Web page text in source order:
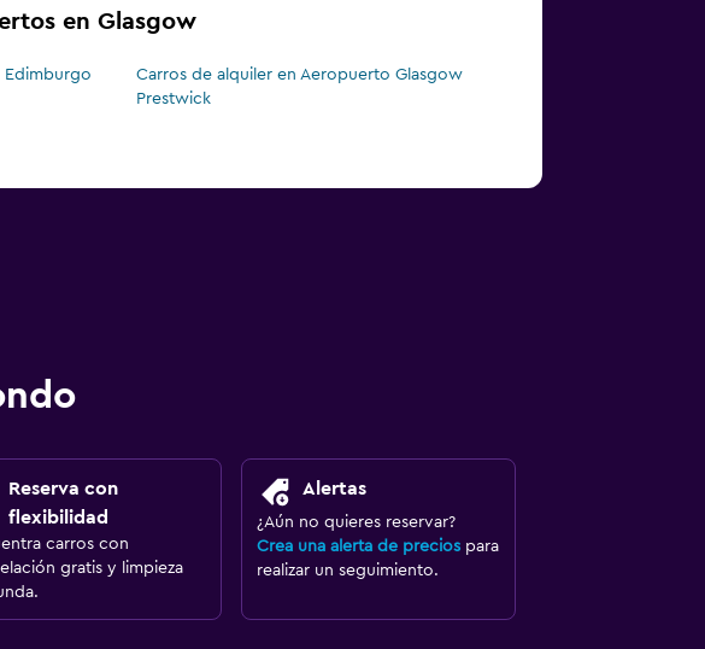
en Glasgow
Edimburgo
Carros de alquiler en Aeropuerto Glasgow
Prestwick
Reserva con
flexibilidad
carros con
gratis y limpieza
Alertas
¿Aún no quieres reservar?
Crea una alerta de preciospara
realizar un seguimiento.